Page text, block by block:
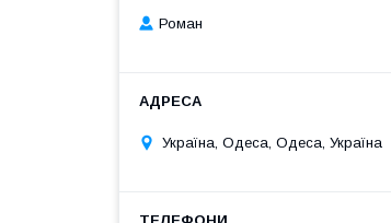
Роман
Україна, Одеса, Одеса, Україна